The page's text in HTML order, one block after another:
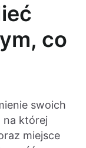
co
swoich
na której
miejsce